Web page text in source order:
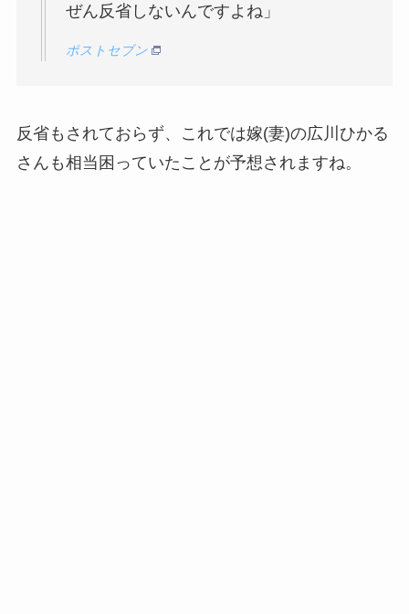
ぜん反省しないんですよね」
ポストセブン
反省もされておらず、これでは嫁(妻)の広川ひかる
さんも相当困っていたことが予想されますね。